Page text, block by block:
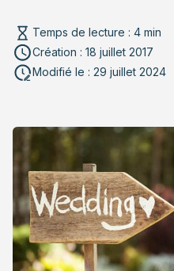
Rechercher un article
Temps de lecture : 4 min
Création : 18 juillet 2017
Modifié le : 29 juillet 2024